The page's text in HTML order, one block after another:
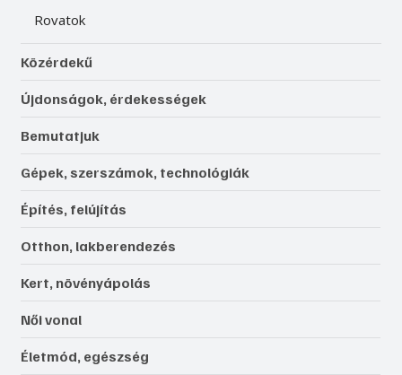
Rovatok
Közérdekű
Újdonságok, érdekességek
Bemutatjuk
Gépek, szerszámok, technológiák
Építés, felújítás
Otthon, lakberendezés
Kert, növényápolás
Női vonal
Életmód, egészség